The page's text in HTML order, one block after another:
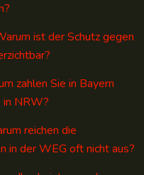
ist der Schutz gegen
zahlen Sie in Bayern
in NRW?
reichen die
in der WEG oft nicht aus?